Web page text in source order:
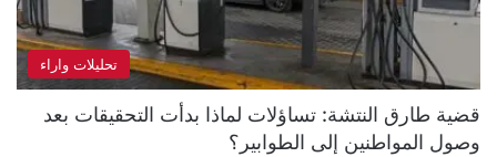
تحليلات واراء
قضية طارق النتشة: تساؤلات لماذا بدأت التحقيقات بعد
وصول المواطنين إلى الطوابير؟